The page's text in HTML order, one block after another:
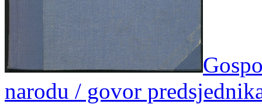
narodu / govor